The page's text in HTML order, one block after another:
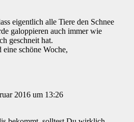
eigentlich alle Tiere den Schnee
galoppieren auch immer wie
geschneit hat.
schöne Woche,
2016 um 13:26